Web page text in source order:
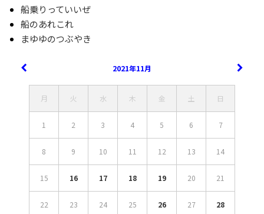
船乗りっていいぜ
船のあれこれ
まゆゆのつぶやき
2021年11月
月 火 水 木 金 土 日
1 2 3 4 5 6 7
8 9 10 11 12 13 14
15 16 17 18 19 20 21
22 23 24 25 26 27 28